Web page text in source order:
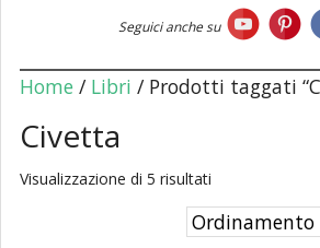
Chi siamo
Libri
Seguici anche su
Home/ Libri / Prodotti taggati
Civetta
Visualizzazione di 5 risultati